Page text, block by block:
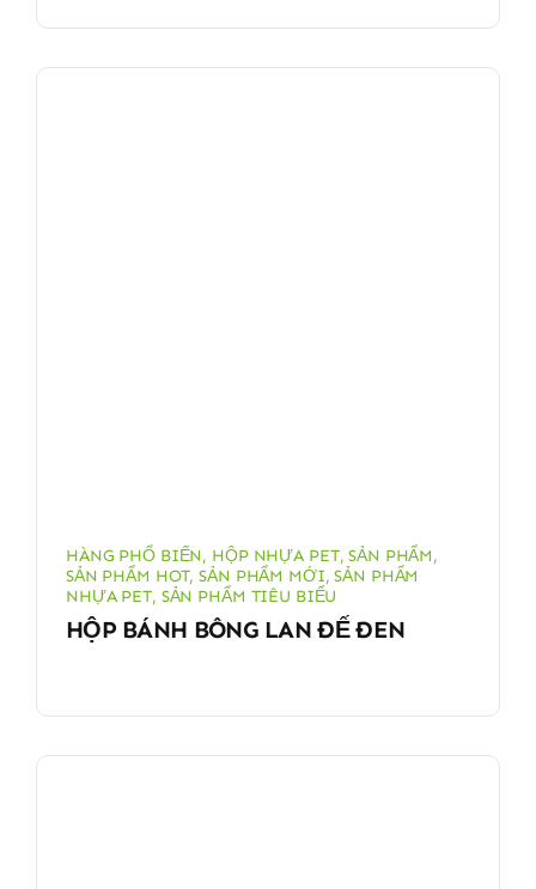
HÀNG PHỔ BIẾN, HỘP NHỰA PET,SẢN PHẨM,
SẢN PHẨM HOT,SẢN PHẨM MỚI,SẢN PHẨM
NHỰA PET, SẢN PHẨM TIÊU BIỂU
HỘP BÁNH BÔNG LAN ĐẾ ĐEN